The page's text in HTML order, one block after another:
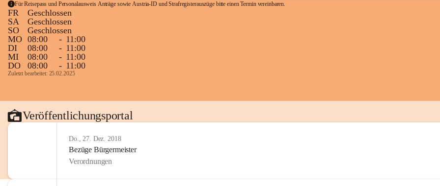
Für Reisepass und Personalausweis Anträge sowie Austria-ID und Strafregisterauszüge bitte einen Termin vereinbaren.
FR
Geschlossen
SA
Geschlossen
SO
Geschlossen
MO 08:00 - 11:00
DI
08:00 - 11:00
MI
08:00 - 11:00
DO
08:00 - 11:00
Zuletzt bearbeitet: 25.02.2025
Veröffentlichungsportal
Do., 27. Dez. 2018
Bezüge Bürgermeister
Verordnungen